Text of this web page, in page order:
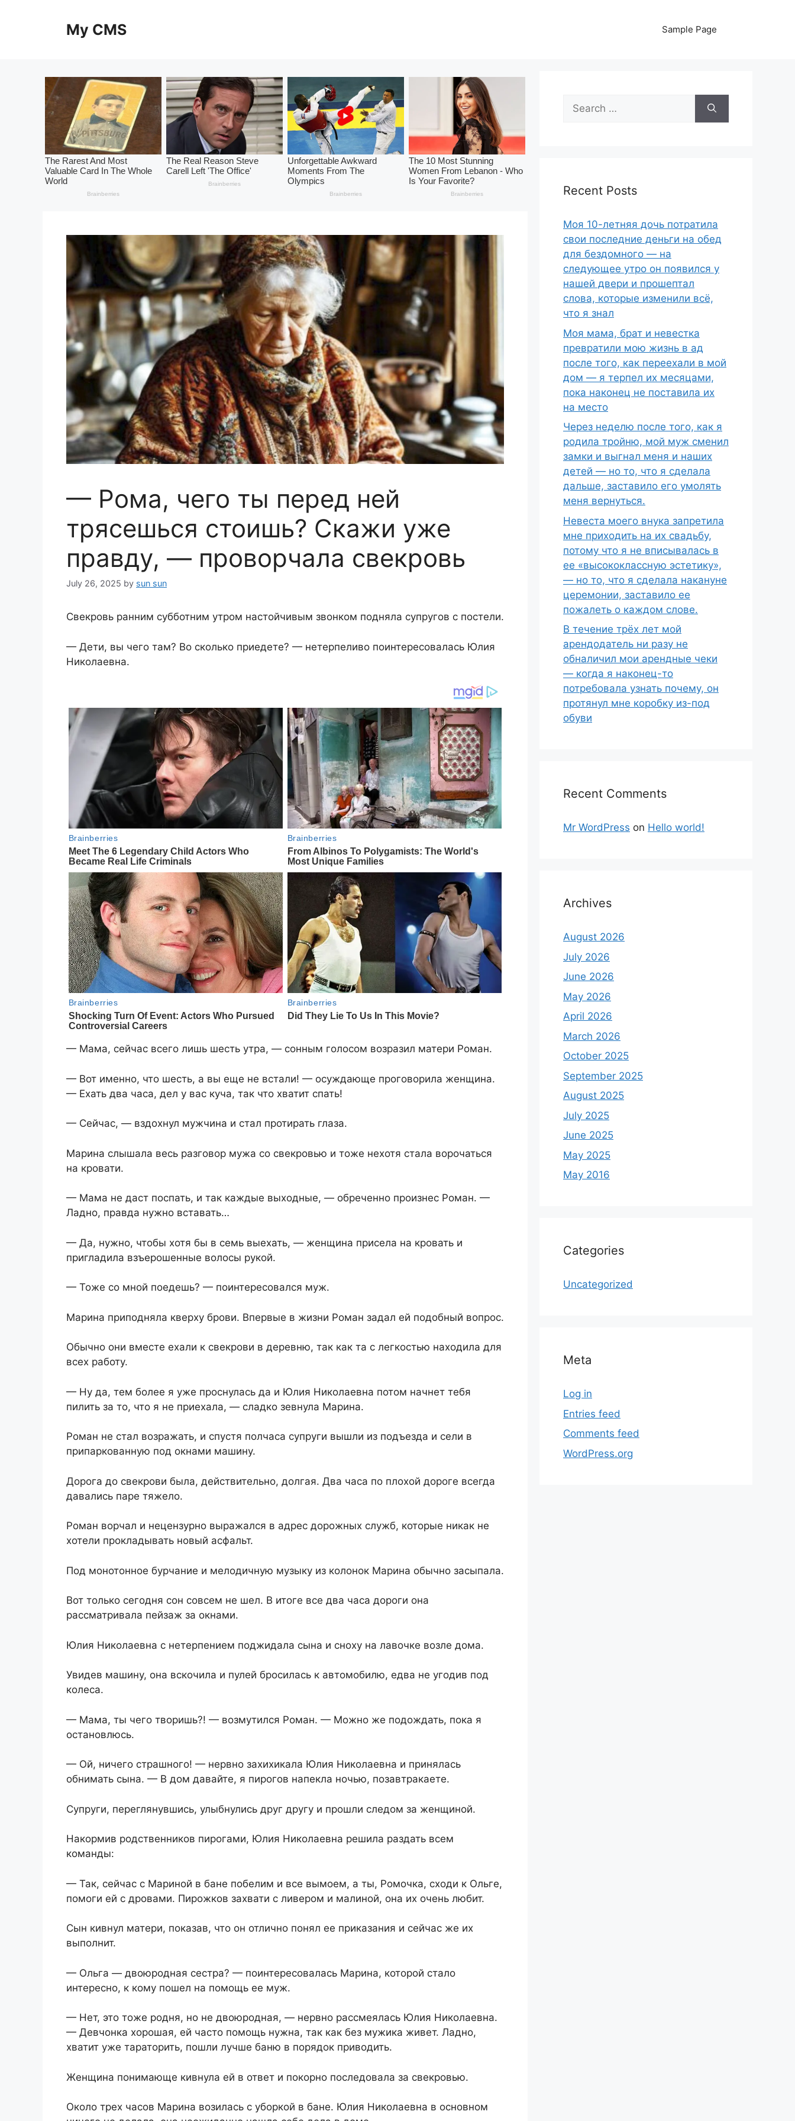
My CMS Sample Page
— Рома, чего ты перед ней
трясешься стоишь? Скажи уже
правду, — проворчала свекровь
July 26, 2025 by sun sun
Свекровь ранним субботним утром настойчивым звонком подняла супругов с постели.
— Дети, вы чего там? Во сколько приедете? — нетерпеливо поинтересовалась Юлия
Николаевна.
— Мама, сейчас всего лишь шесть утра, — сонным голосом возразил матери Роман.
— Вот именно, что шесть, а вы еще не встали! — осуждающе проговорила женщина.
— Ехать два часа, дел у вас куча, так что хватит спать!
— Сейчас, — вздохнул мужчина и стал протирать глаза.
Марина слышала весь разговор мужа со свекровью и тоже нехотя стала ворочаться
на кровати.
— Мама не даст поспать, и так каждые выходные, — обреченно произнес Роман. —
Ладно, правда нужно вставать…
— Да, нужно, чтобы хотя бы в семь выехать, — женщина присела на кровать и
пригладила взъерошенные волосы рукой.
— Тоже со мной поедешь? — поинтересовался муж.
Марина приподняла кверху брови. Впервые в жизни Роман задал ей подобный вопрос.
Обычно они вместе ехали к свекрови в деревню, так как та с легкостью находила для
всех работу.
— Ну да, тем более я уже проснулась да и Юлия Николаевна потом начнет тебя
пилить за то, что я не приехала, — сладко зевнула Марина.
Роман не стал возражать, и спустя полчаса супруги вышли из подъезда и сели в
припаркованную под окнами машину.
Дорога до свекрови была, действительно, долгая. Два часа по плохой дороге всегда
давались паре тяжело.
Роман ворчал и нецензурно выражался в адрес дорожных служб, которые никак не
хотели прокладывать новый асфальт.
Под монотонное бурчание и мелодичную музыку из колонок Марина обычно засыпала.
Вот только сегодня сон совсем не шел. В итоге все два часа дороги она
рассматривала пейзаж за окнами.
Юлия Николаевна с нетерпением поджидала сына и сноху на лавочке возле дома.
Увидев машину, она вскочила и пулей бросилась к автомобилю, едва не угодив под
колеса.
— Мама, ты чего творишь?! — возмутился Роман. — Можно же подождать, пока я
остановлюсь.
— Ой, ничего страшного! — нервно захихикала Юлия Николаевна и принялась
обнимать сына. — В дом давайте, я пирогов напекла ночью, позавтракаете.
Супруги, переглянувшись, улыбнулись друг другу и прошли следом за женщиной.
Накормив родственников пирогами, Юлия Николаевна решила раздать всем
команды:
— Так, сейчас с Мариной в бане побелим и все вымоем, а ты, Ромочка, сходи к Ольге,
помоги ей с дровами. Пирожков захвати с ливером и малиной, она их очень любит.
Сын кивнул матери, показав, что он отлично понял ее приказания и сейчас же их
выполнит.
— Ольга — двоюродная сестра? — поинтересовалась Марина, которой стало
интересно, к кому пошел на помощь ее муж.
— Нет, это тоже родня, но не двоюродная, — нервно рассмеялась Юлия Николаевна.
— Девчонка хорошая, ей часто помощь нужна, так как без мужика живет. Ладно,
хватит уже тараторить, пошли лучше баню в порядок приводить.
Женщина понимающе кивнула ей в ответ и покорно последовала за свекровью.
Около трех часов Марина возилась с уборкой в бане. Юлия Николаевна в основном
Search
for:
Recent Posts
Моя 10-летняя дочь потратила
свои последние деньги на обед
для бездомного — на
следующее утро он появился у
нашей двери и прошептал
слова, которые изменили всё,
что я знал
Моя мама, брат и невестка
превратили мою жизнь в ад
после того, как переехали в мой
дом — я терпел их месяцами,
пока наконец не поставила их
на место
Через неделю после того, как я
родила тройню, мой муж сменил
замки и выгнал меня и наших
детей — но то, что я сделала
дальше, заставило его умолять
меня вернуться.
Невеста моего внука запретила
мне приходить на их свадьбу,
потому что я не вписывалась в
ее «высококлассную эстетику»,
— но то, что я сделала накануне
церемонии, заставило ее
пожалеть о каждом слове.
В течение трёх лет мой
арендодатель ни разу не
обналичил мои арендные чеки
— когда я наконец-то
потребовала узнать почему, он
протянул мне коробку из-под
обуви
Recent Comments
Mr WordPress on Hello world!
Archives
August 2026
July 2026
June 2026
May 2026
April 2026
March 2026
October 2025
September 2025
August 2025
July 2025
June 2025
May 2025
May 2016
Categories
Uncategorized
Meta
Log in
Entries feed
Comments feed
WordPress.org